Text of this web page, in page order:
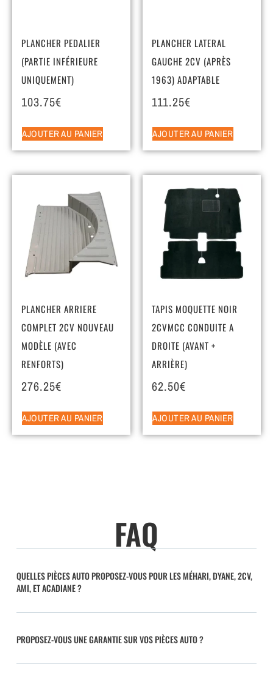
PLANCHER PEDALIER
(PARTIE INFÉRIEURE
UNIQUEMENT)
103.75€
AJOUTER AU PANIER
PLANCHER LATERAL
GAUCHE 2CV (APRÈS
1963) ADAPTABLE
111.25€
AJOUTER AU PANIER
PLANCHER ARRIERE
COMPLET 2CV NOUVEAU
MODÈLE (AVEC
RENFORTS)
276.25€
AJOUTER AU PANIER
TAPIS MOQUETTE NOIR
2CVMCC CONDUITE A
DROITE (AVANT +
ARRIÈRE)
62.50€
AJOUTER AU PANIER
FAQ
QUELLES PIÈCES AUTO PROPOSEZ-VOUS POUR LES MÉHARI, DYANE, 2CV,
AMI, ET ACADIANE ?
PROPOSEZ-VOUS UNE GARANTIE SUR VOS PIÈCES AUTO ?